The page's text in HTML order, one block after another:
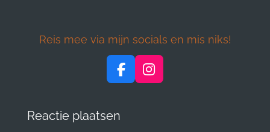
Reis mee via mijn socials en mis niks!
F
I
Reactie plaatsen